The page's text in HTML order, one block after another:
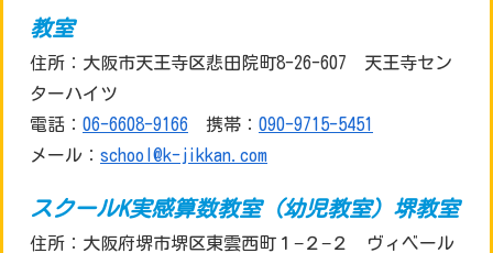
教室
住所：大阪市天王寺区悲田院町8-26-607 天王寺セン
ターハイツ
電話： 06-6608-9166 携帯： 090-9715-5451
メール： school@k-jikkan.com
スクールK実感算数教室（幼児教室）堺教室
住所：大阪府堺市堺区東雲西町１−２−２ ヴィベール